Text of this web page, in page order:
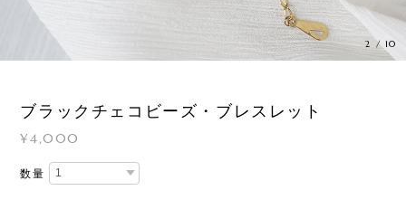
2 / 10
ブラックチェコビーズ・ブレスレット
¥4,000
数量